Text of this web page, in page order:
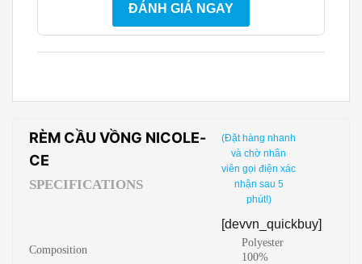
ĐÁNH GIÁ NGAY
RÈM CẦU VỒNG NICOLE-
CE
SPECIFICATIONS
Composition
Polyester
100%
(Đặt hàng nhanh
và chờ nhân
viên gọi điện xác
nhận sau 5
phút!)
[devvn_quickbuy]